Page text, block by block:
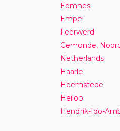
Eemnes
Empel
Feerwerd
Gemonde,
Netherlands
Haarle
Heemstede
Heiloo
Hendrik-Ido-